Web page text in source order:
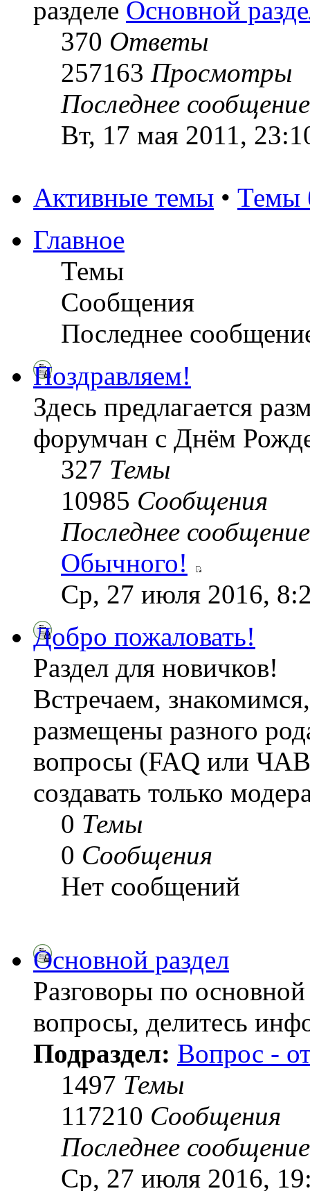
разделе Основной
370 Ответы
257163 Просмотры
Последнее
Вт, 17 мая 2011,
Активные темы • Темы
Главное
Темы
Сообщения
Последнее
Поздравляем!
Здесь предлагается
форумчан с Днём
327 Темы
10985 Сообщения
Последнее сообщение
Обычного!
Ср, 27 июля 2016,
Добро пожаловать!
Раздел для новичков!
Встречаем,
размещены разного
вопросы (FAQ или
создавать только
0 Темы
0 Сообщения
Нет сообщений
Основной раздел
Разговоры по
вопросы, делитесь
Подраздел: Вопрос -
1497 Темы
117210 Сообщения
Последнее сообщение
Ср, 27 июля 2016,